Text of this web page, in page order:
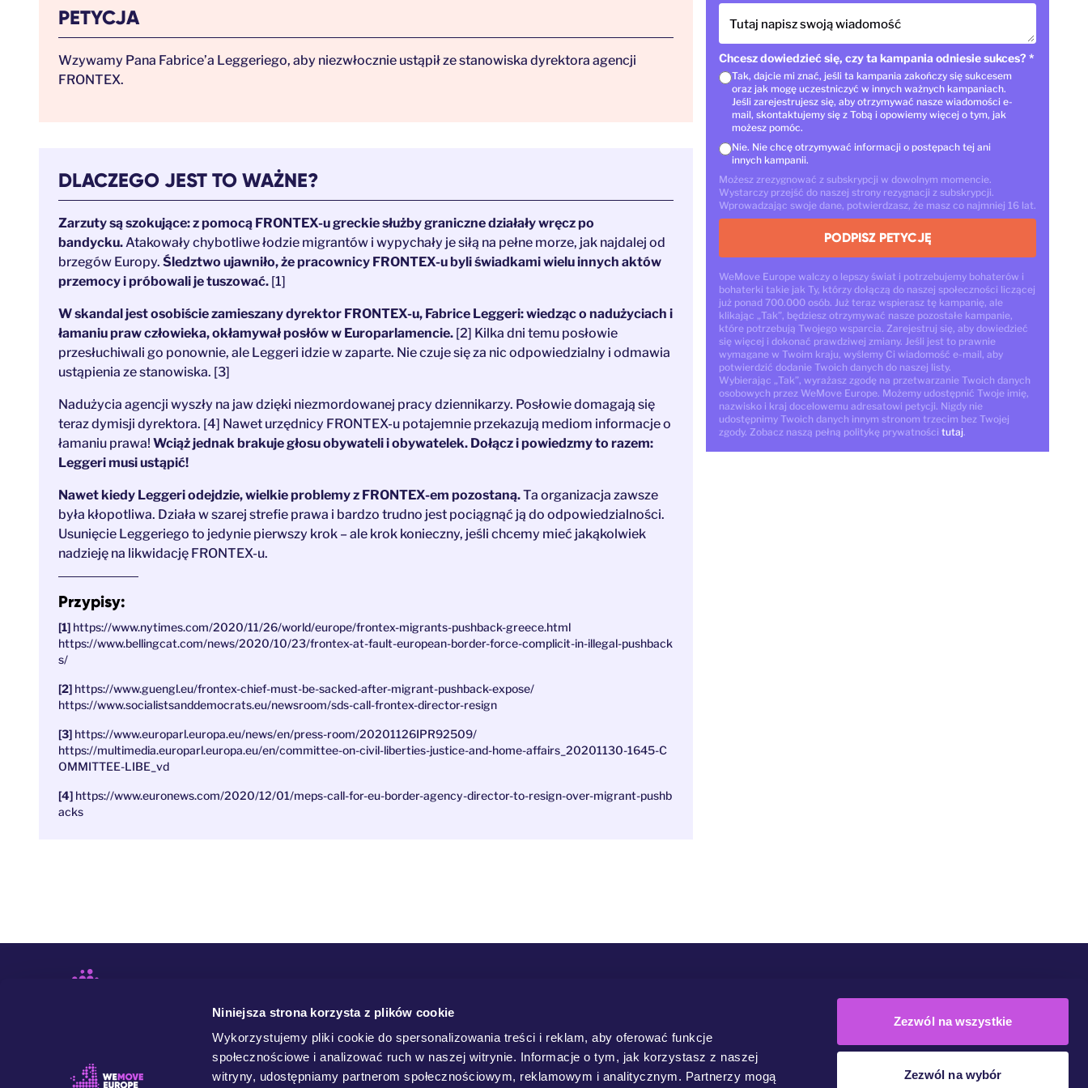
Niniejsza strona korzysta z plików cookie
Wykorzystujemy pliki cookie do spersonalizowania treści i reklam, aby oferować funkcje
społecznościowe i analizować ruch w naszej witrynie. Informacje o tym, jak korzystasz z naszej
witryny, udostępniamy partnerom społecznościowym, reklamowym i analitycznym. Partnerzy mogą
Zezwól na wszystkie
Zezwól na wybór
PETYCJA
Wzywamy Pana Fabrice’a Leggeriego, aby niezwłocznie ustąpił ze stanowiska dyrektora agencji
FRONTEX.
DLACZEGO JEST TO WAŻNE?
Zarzuty są szokujące: z pomocą FRONTEX-u greckie służby graniczne działały wręcz po
bandycku.Atakowały chybotliwe łodzie migrantów i wypychały je siłą na pełne morze, jak najdalej od
brzegów Europy. Śledztwo ujawniło, że pracownicy FRONTEX-u byli świadkami wielu innych aktów
przemocy i próbowali je tuszować. [1]
W skandal jest osobiście zamieszany dyrektor FRONTEX-u, Fabrice Leggeri: wiedząc o nadużyciach i
łamaniu praw człowieka, okłamywał posłów w Europarlamencie. [2] Kilka dni temu posłowie
przesłuchiwali go ponownie, ale Leggeri idzie w zaparte. Nie czuje się za nic odpowiedzialny i odmawia
ustąpienia ze stanowiska. [3]
Nadużycia agencji wyszły na jaw dzięki niezmordowanej pracy dziennikarzy. Posłowie domagają się
teraz dymisji dyrektora. [4] Nawet urzędnicy FRONTEX-u potajemnie przekazują mediom informacje o
łamaniu prawa! Wciąż jednak brakuje głosu obywateli i obywatelek. Dołącz i powiedzmy to razem:
Leggeri musi ustąpić!
Nawet kiedy Leggeri odejdzie, wielkie problemy z FRONTEX-em pozostaną.Ta organizacja zawsze
była kłopotliwa. Działa w szarej strefie prawa i bardzo trudno jest pociągnąć ją do odpowiedzialności.
Usunięcie Leggeriego to jedynie pierwszy krok – ale krok konieczny, jeśli chcemy mieć jakąkolwiek
nadzieję na likwidację FRONTEX-u.
Przypisy:
https://www.nytimes.com/2020/11/26/world/europe/frontex-migrants-pushback-greece.html
https://www.bellingcat.com/news/2020/10/23/frontex-at-fault-european-border-force-complicit-in-illegal-pushback
s/
https://www.guengl.eu/frontex-chief-must-be-sacked-after-migrant-pushback-expose/
https://www.socialistsanddemocrats.eu/newsroom/sds-call-frontex-director-resign
https://www.europarl.europa.eu/news/en/press-room/20201126IPR92509/
https://multimedia.europarl.europa.eu/en/committee-on-civil-liberties-justice-and-home-affairs_20201130-1645-C
OMMITTEE-LIBE_vd
https://www.euronews.com/2020/12/01/meps-call-for-eu-border-agency-director-to-resign-over-migrant-pushb
acks
Tutaj napisz swoją wiadomość
Chcesz dowiedzieć się, czy ta kampania odniesie sukces? *
Tak, dajcie mi znać, jeśli ta kampania zakończy się sukcesem
oraz jak mogę uczestniczyć w innych ważnych kampaniach.
Jeśli zarejestrujesz się, aby otrzymywać nasze wiadomości e-
mail, skontaktujemy się z Tobą i opowiemy więcej o tym, jak
możesz pomóc.
Nie. Nie chcę otrzymywać informacji o postępach tej ani
innych kampanii.
Możesz zrezygnować z subskrypcji w dowolnym momencie.
Wystarczy przejść do naszej strony rezygnacji z subskrypcji.
Wprowadzając swoje dane, potwierdzasz, że masz co najmniej 16 lat.
PODPISZ PETYCJĘ
WeMove Europe walczy o lepszy świat i potrzebujemy bohaterów i
bohaterki takie jak Ty, którzy dołączą do naszej społeczności liczącej
już ponad 700.000 osób. Już teraz wspierasz tę kampanię, ale
klikając „Tak”, będziesz otrzymywać nasze pozostałe kampanie,
które potrzebują Twojego wsparcia. Zarejestruj się, aby dowiedzieć
się więcej i dokonać prawdziwej zmiany. Jeśli jest to prawnie
wymagane w Twoim kraju, wyślemy Ci wiadomość e-mail, aby
potwierdzić dodanie Twoich danych do naszej listy.
Wybierając „Tak”, wyrażasz zgodę na przetwarzanie Twoich danych
osobowych przez WeMove Europe. Możemy udostępnić Twoje imię,
nazwisko i kraj docelowemu adresatowi petycji. Nigdy nie
udostępnimy Twoich danych innym stronom trzecim bez Twojej
zgody. Zobacz naszą pełną politykę prywatności tutaj.